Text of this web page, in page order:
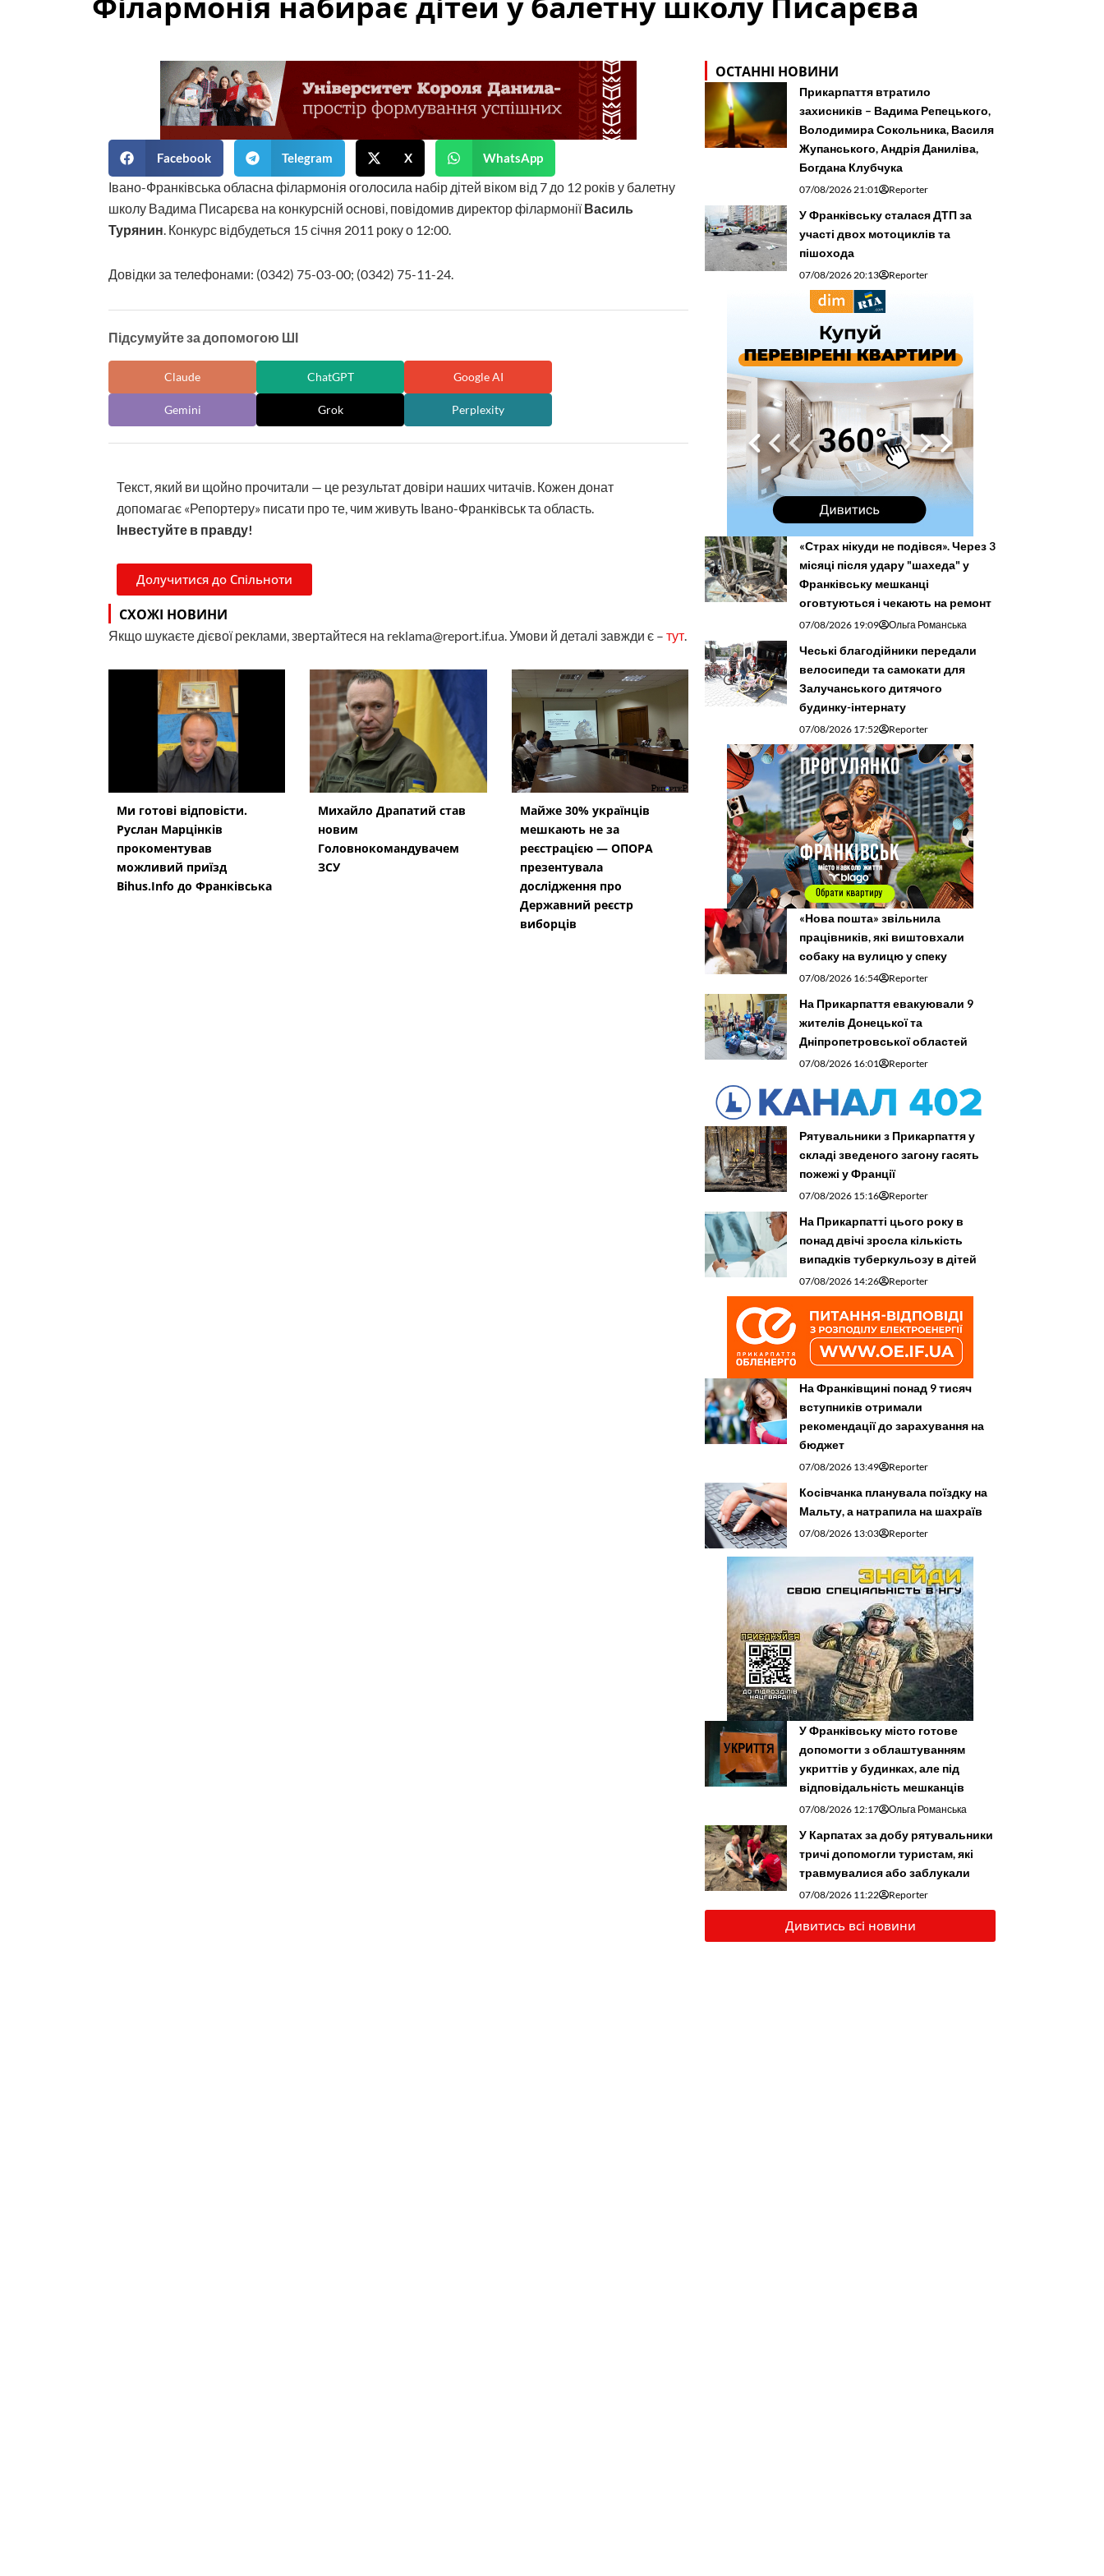
Facebook Telegram X WhatsApp
Івано-Франківська обласна філармонія оголосила набір дітей віком від 7 до 12 років у балетну
школу Вадима Писарєва на конкурсній основі, повідомив директор філармоніїВасиль
Турянин . Конкурс відбудеться 15 січня 2011 року о 12:00.
Довідки за телефонами: (0342) 75-03-00; (0342) 75-11-24.
Підсумуйте за допомогою ШІ
Claude ChatGPT Google AI
Gemini Grok Perplexity
Текст, який ви щойно прочитали — це результат довіри наших читачів. Кожен донат
допомагає «Репортеру» писати про те, чим живуть Івано-Франківськ та область.
Інвестуйте в правду!
Долучитися до Спільноти
СХОЖІ НОВИНИ
Якщо шукаєте дієвої реклами, звертайтеся на reklama@report.if.ua. Умови й деталі завжди є – тут
Ми готові відповісти.
Руслан Марцінків
прокоментував
можливий приїзд
Bihus.Info до Франківська
Михайло Драпатий став
новим
Головнокомандувачем
ЗСУ
Майже 30% українців
мешкають не за
реєстрацією — ОПОРА
презентувала
дослідження про
Державний реєстр
виборців
ОСТАННІ НОВИНИ
Прикарпаття втратило
захисників – Вадима Репецького,
Володимира Сокольника, Василя
Жупанського, Андрія Даниліва,
Богдана Клубчука
07/08/2026 21:01 Reporter
У Франківську сталася ДТП за
участі двох мотоциклів та
пішохода
07/08/2026 20:13 Reporter
«Страх нікуди не подівся». Через 3
місяці після удару "шахеда" у
Франківську мешканці
оговтуються і чекають на ремонт
07/08/2026 19:09 Ольга Романська
Чеські благодійники передали
велосипеди та самокати для
Залучанського дитячого
будинку-інтернату
07/08/2026 17:52 Reporter
«Нова пошта» звільнила
працівників, які виштовхали
собаку на вулицю у спеку
07/08/2026 16:54 Reporter
На Прикарпаття евакуювали 9
жителів Донецької та
Дніпропетровської областей
07/08/2026 16:01 Reporter
Рятувальники з Прикарпаття у
складі зведеного загону гасять
пожежі у Франції
07/08/2026 15:16 Reporter
На Прикарпатті цього року в
понад двічі зросла кількість
випадків туберкульозу в дітей
07/08/2026 14:26 Reporter
На Франківщині понад 9 тисяч
вступників отримали
рекомендації до зарахування на
бюджет
07/08/2026 13:49 Reporter
Косівчанка планувала поїздку на
Мальту, а натрапила на шахраїв
07/08/2026 13:03 Reporter
У Франківську місто готове
допомогти з облаштуванням
укриттів у будинках, але під
відповідальність мешканців
07/08/2026 12:17 Ольга Романська
У Карпатах за добу рятувальники
тричі допомогли туристам, які
травмувалися або заблукали
07/08/2026 11:22 Reporter
Дивитись всі новини